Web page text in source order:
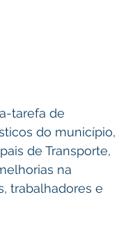
tarefa de
do município,
de Transporte,
na
trabalhadores e